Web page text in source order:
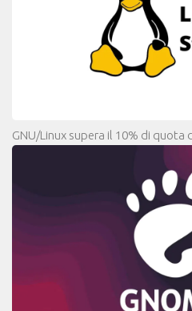
GNU/Linux supera il 10% di